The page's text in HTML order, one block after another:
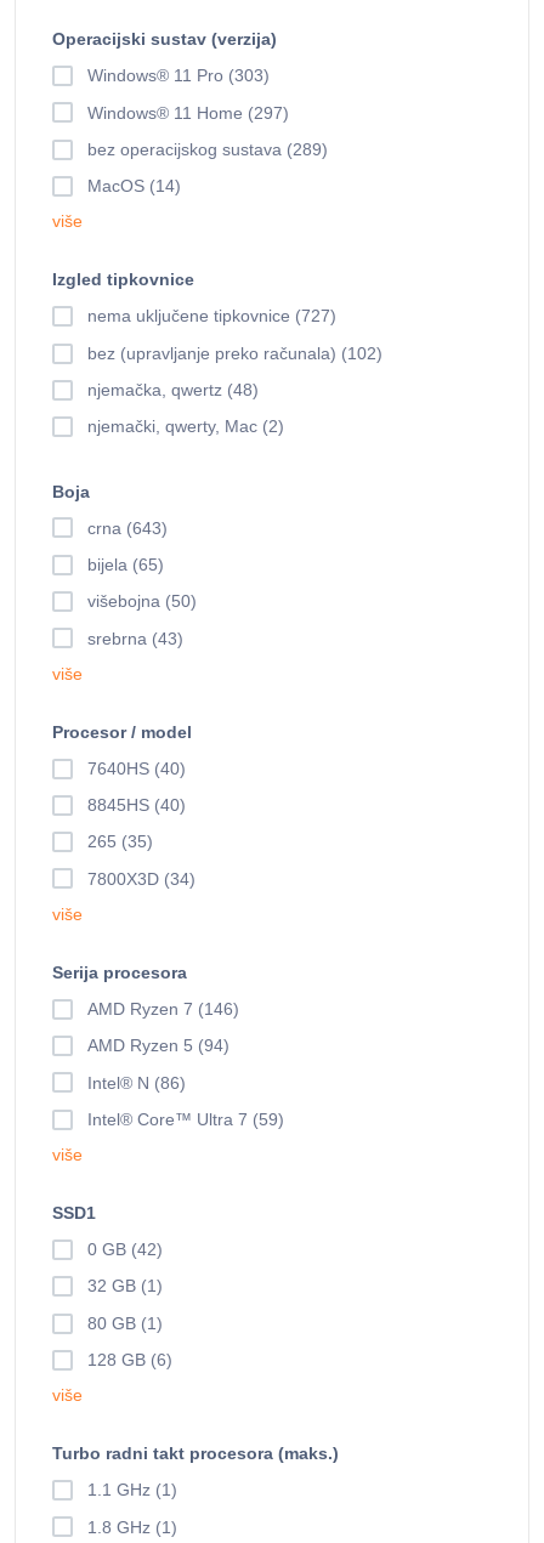
Operacijski sustav (verzija)
Windows® 11 Pro (303)
Windows® 11 Home (297)
bez operacijskog sustava (289)
MacOS (14)
više
Izgled tipkovnice
nema uključene tipkovnice (727)
bez (upravljanje preko računala) (102)
njemačka, qwertz (48)
njemački, qwerty, Mac (2)
Boja
crna (643)
bijela (65)
višebojna (50)
srebrna (43)
više
Procesor / model
7640HS (40)
8845HS (40)
265 (35)
7800X3D (34)
više
Serija procesora
AMD Ryzen 7 (146)
AMD Ryzen 5 (94)
Intel® N (86)
Intel® Core™ Ultra 7 (59)
više
SSD1
0 GB (42)
32 GB (1)
80 GB (1)
128 GB (6)
više
Turbo radni takt procesora (maks.)
1.1 GHz (1)
1.8 GHz (1)